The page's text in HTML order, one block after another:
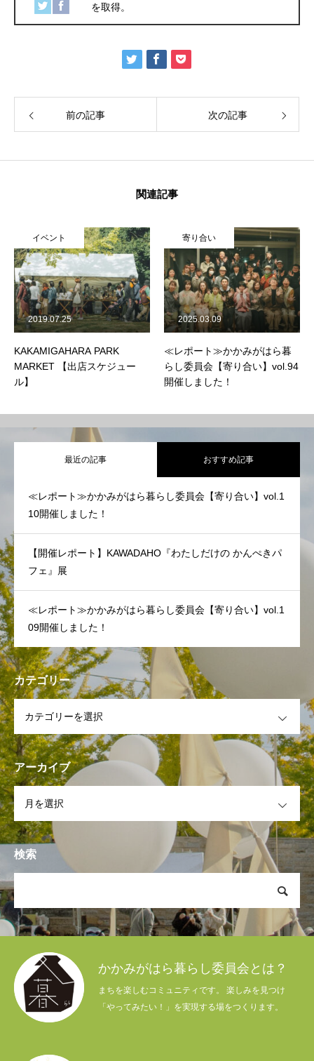
を取得。
前の記事 次の記事
関連記事
寄り合い
≪レポート≫かかみがはら暮
らし委員会【寄り合い】vol.94
開催しました！
2025.03.09
KAKAMIGAHARA PARK
BRIDGE
【レポート】フリマイベント
「暮らしの掘り出し市2023
冬」を開催しました！
2024.01.02
最近の記事 おすすめ記事
≪レポート≫かかみがはら暮らし委員会【寄り合い】vol.1
10開催しました！
【開催レポート】KAWADAHO『わたしだけの かんぺきパ
フェ』展
≪レポート≫かかみがはら暮らし委員会【寄り合い】vol.1
09開催しました！
カテゴリー
アーカイブ
検索
かかみがはら暮らし委員会とは？
まちを楽しむコミュニティです。 楽しみを見つけ
「やってみたい！」を実現する場をつくります。